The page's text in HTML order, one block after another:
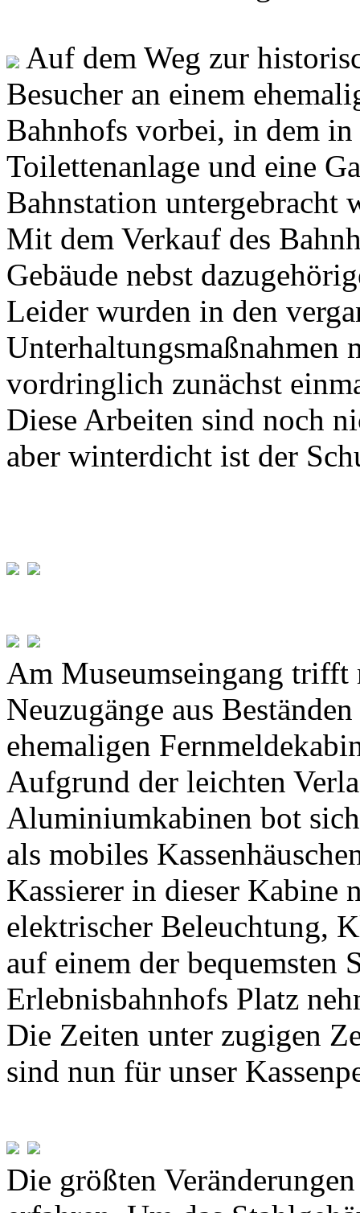
Auf dem Weg zur
Besucher an einem
Bahnhofs vorbei, in dem in
Toilettenanlage und eine
Bahnstation untergebracht
Mit dem Verkauf des
Gebäude nebst
Leider wurden in den
Unterhaltungsmaßnahmen
vordringlich zunächst
Diese Arbeiten sind noch
aber winterdicht ist der
Am Museumseingang trifft
Neuzugänge aus
ehemaligen
Aufgrund der leichten
Aluminiumkabinen bot
als mobiles
Kassierer in dieser Kabine
elektrischer Beleuchtung,
auf einem der bequemsten
Erlebnisbahnhofs Platz
Die Zeiten unter zugigen
sind nun für unser
Die größten